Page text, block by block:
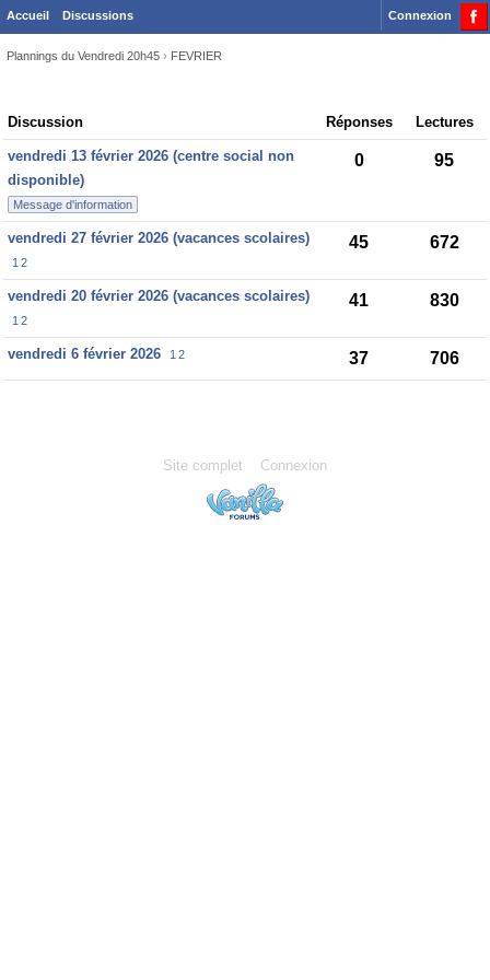
Accueil Discussions Connexion
Plannings du Vendredi 20h45 › FEVRIER
Discussion
List
Discussion Réponses Lectures
vendredi 13 février 2026 (centre social non
disponible)
Message d'information
0 95
vendredi 27 février 2026 (vacances scolaires)
1 2
45 672
vendredi 20 février 2026 (vacances scolaires)
1 2
41 830
vendredi 6 février 2026 1 2 37 706
Site complet Connexion